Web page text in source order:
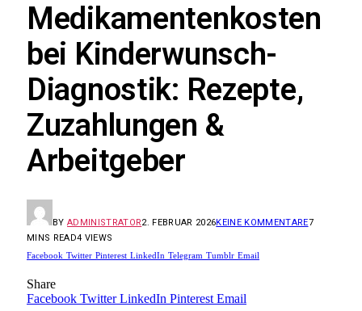
Medikamentenkosten
bei Kinderwunsch-
Diagnostik: Rezepte,
Zuzahlungen &
Arbeitgeber
BY ADMINISTRATOR2. FEBRUAR 2026KEINE KOMMENTARE7
MINS READ4 VIEWS
Facebook Twitter Pinterest LinkedIn Telegram Tumblr Email
Share
Facebook Twitter LinkedIn Pinterest Email